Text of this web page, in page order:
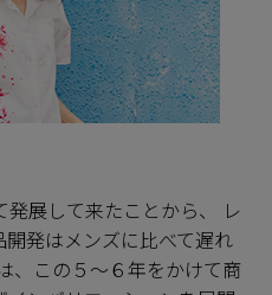
展して来たことから、 レ
発はメンズに比べて遅れ
、この５～６年をかけて商